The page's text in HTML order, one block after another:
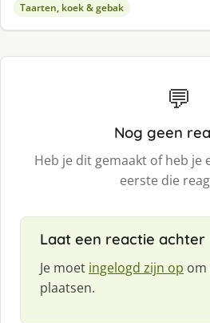
Taarten, koek & gebak
💬
Nog geen
Heb je dit gemaakt of heb je
eerste die
Laat een reactie achter
Je moet ingelogd zijn op om
plaatsen.